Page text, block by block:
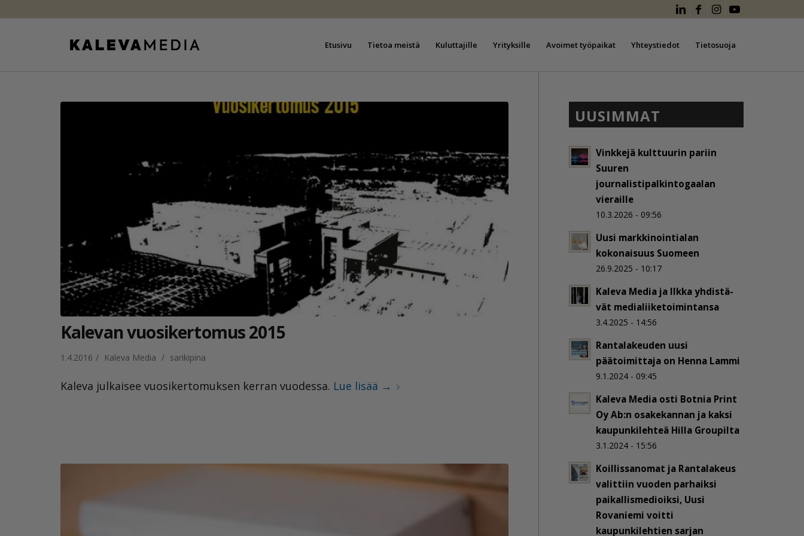
Etusivu Tietoa meistä Kuluttajille Yrityksille Avoimet työpaikat Yhteystiedot Tietosuoja
Kalevan vuosikertomus 2015
1.4.2016 / Kaleva Media / sarikipina
Kaleva julkaisee vuosikertomuksen kerran vuodessa. Lue lisää →
UUSIMMAT
Vinkkejä kulttuurin pariin
Suuren
journalistipalkintogaalan
vieraille
10.3.2026 - 09:56
Uusi markkinointialan
kokonaisuus Suomeen
26.9.2025 - 10:17
Kaleva Media ja Ilkka yh­dis­tä­
vät me­dia­lii­ke­toi­min­tan­sa
3.4.2025 - 14:56
Rantalakeuden uusi
päätoimittaja on Henna Lammi
9.1.2024 - 09:45
Kaleva Media osti Botnia Print
Oy Ab:n osakekannan ja kaksi
kaupunkilehteä Hilla Groupilta
3.1.2024 - 15:56
Koillissanomat ja Rantalakeus
valittiin vuoden parhaiksi
paikallismedioiksi, Uusi
Rovaniemi voitti
kaupunkilehtien sarjan